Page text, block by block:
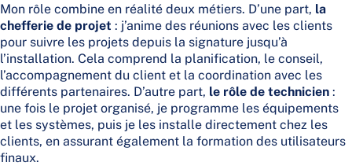
Mon rôle combine en réalité deux métiers. D’une part, la
chefferie de projet : j’anime des réunions avec les clients
pour suivre les projets depuis la signature jusqu’à
l’installation. Cela comprend la planification, le conseil,
l’accompagnement du client et la coordination avec les
différents partenaires. D’autre part, le rôle de technicien :
une fois le projet organisé, je programme les équipements
et les systèmes, puis je les installe directement chez les
clients, en assurant également la formation des utilisateurs
finaux.